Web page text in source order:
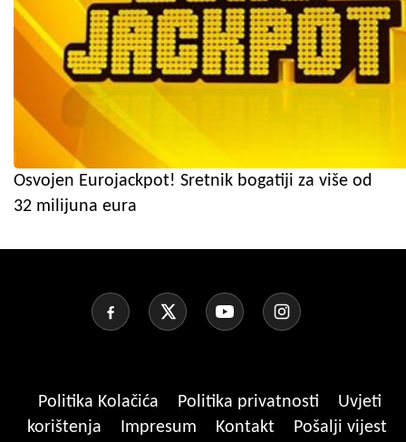
Osvojen Eurojackpot! Sretnik bogatiji za više od
32 milijuna eura
Politika Kolačića Politika privatnosti
Uvjeti
korištenja
Impresum Kontakt
Pošalji vijest